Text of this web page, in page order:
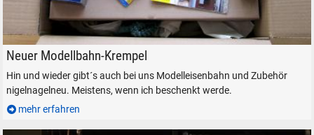
Neues Modelleisenbahn-Zubehör
Neuer Modellbahn-Krempel
Hin und wieder gibt´s auch bei uns Modelleisenbahn und Zubehör
nigelnagelneu. Meistens, wenn ich beschenkt werde.
mehr erfahren
Durchsuchen
alles
Suche ...
suchen Abbrechen